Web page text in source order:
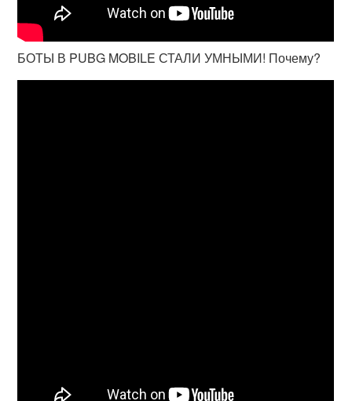
БОТЫ В PUBG MOBILE СТАЛИ УМНЫМИ! Почему?